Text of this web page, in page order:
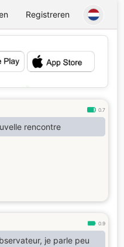
Registreren
0.7
rencontre
0.9
je parle peu